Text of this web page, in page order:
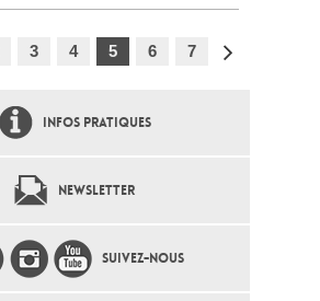
3 4 5 6 7
INFOS PRATIQUES
NEWSLETTER
SUIVEZ-NOUS